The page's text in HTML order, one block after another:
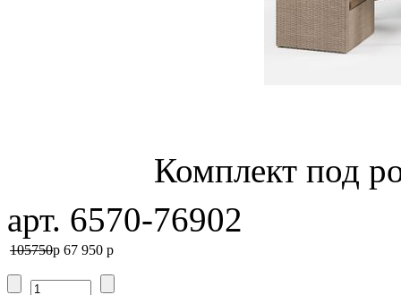
Комплект под
арт. 6570-76902
105750p 67 950 p